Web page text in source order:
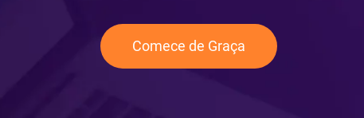
Comece de Graça